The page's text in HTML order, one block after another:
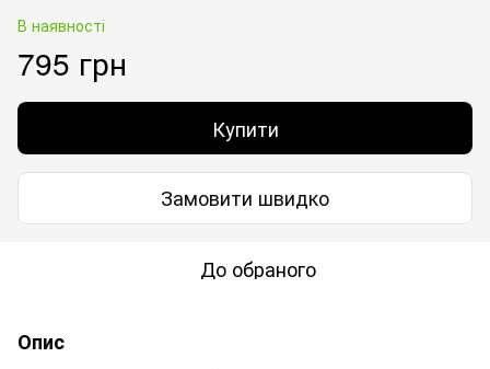
В наявності
795 грн
Купити
Замовити швидко
До обраного
Опис